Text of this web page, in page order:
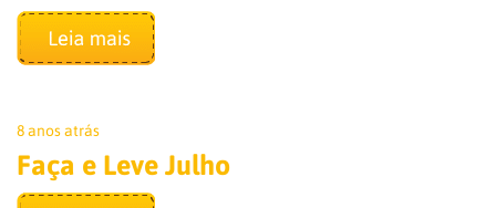
8 anos atrás
Faça e Leve Julho